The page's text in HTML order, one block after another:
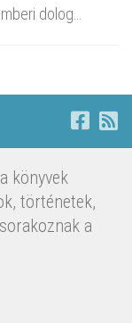
dolog…
könyvek
történetek,
a